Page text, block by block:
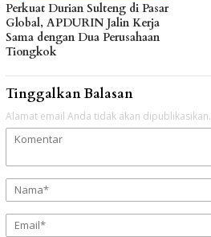
Perkuat Durian Sulteng di Pasar
Global, APDURIN Jalin Kerja
Sama dengan Dua Perusahaan
Tiongkok
Tinggalkan Balasan
Alamat email Anda tidak akan dipublikasikan.